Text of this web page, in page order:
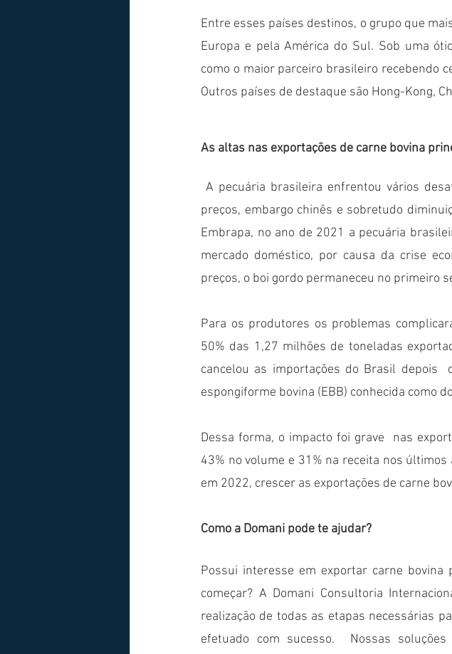
Entre esses países destinos, o grupo que
Europa e pela América do Sul. Sob uma
como o maior parceiro brasileiro recebendo
Outros países de destaque são Hong-Kong,
As altas nas exportações de carne bovina
preços, embargo chinês e sobretudo
Embrapa, no ano de 2021 a pecuária
mercado doméstico, por causa da crise
preços, o boi gordo permaneceu no primeiro
Para os produtores os problemas
50% das 1,27 milhões de toneladas
cancelou as importações do Brasil depois
espongiforme bovina (EBB) conhecida como
Dessa forma, o impacto foi grave  nas
43% no volume e 31% na receita nos
Como a Domani pode te ajudar?
Possui interesse em exportar carne
começar? A Domani Consultoria
realização de todas as etapas necessárias
efetuado com sucesso.  Nossas